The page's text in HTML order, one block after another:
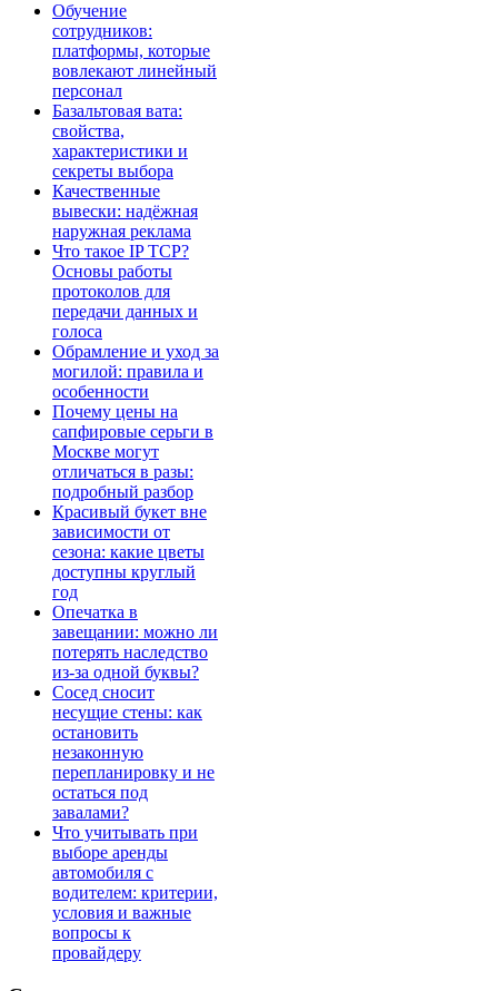
Обучение
сотрудников:
платформы, которые
вовлекают линейный
персонал
Базальтовая вата:
свойства,
характеристики и
секреты выбора
Качественные
вывески: надёжная
наружная реклама
Что такое IP TCP?
Основы работы
протоколов для
передачи данных и
голоса
Обрамление и уход за
могилой: правила и
особенности
Почему цены на
сапфировые серьги в
Москве могут
отличаться в разы:
подробный разбор
Красивый букет вне
зависимости от
сезона: какие цветы
доступны круглый
год
Опечатка в
завещании: можно ли
потерять наследство
из-за одной буквы?
Сосед сносит
несущие стены: как
остановить
незаконную
перепланировку и не
остаться под
завалами?
Что учитывать при
выборе аренды
автомобиля с
водителем: критерии,
условия и важные
вопросы к
провайдеру